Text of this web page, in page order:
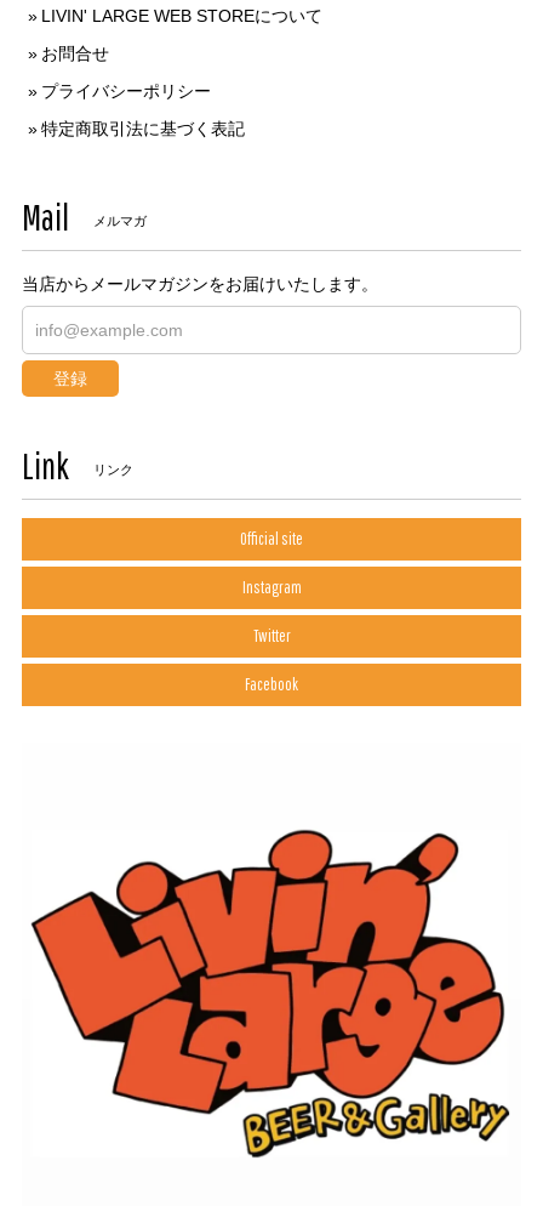
LIVIN' LARGE WEB STOREについて
お問合せ
プライバシーポリシー
特定商取引法に基づく表記
Mail メルマガ
当店からメールマガジンをお届けいたします。
登録
Link リンク
Official site
Instagram
Twitter
Facebook